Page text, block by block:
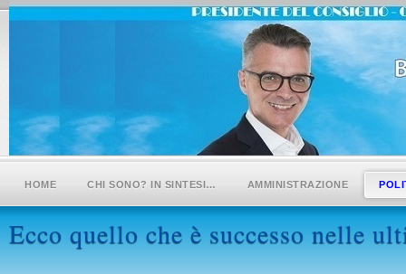
HOME CHI SONO? IN SINTESI… AMMINISTRAZIONE
Ecco quello che è successo nelle